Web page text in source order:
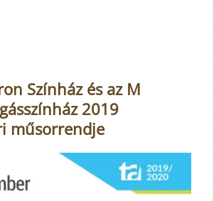
Színház és az M
2019
műsorrendje